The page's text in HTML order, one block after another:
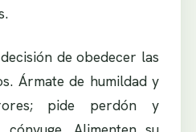
de obedecer las
Ármate de humildad y
pide perdón y